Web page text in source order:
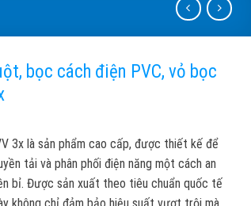
bọc cách điện PVC, vỏ bọc
3x là sản phẩm cao cấp, được thiết kế để
tải và phân phối điện năng một cách an
bỉ. Được sản xuất theo tiêu chuẩn quốc tế